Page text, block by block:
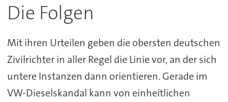
Die Folgen
Mit ihren Urteilen geben die obersten deutschen
Zivilrichter in aller Regel die Linie vor, an der sich
untere Instanzen dann orientieren. Gerade im
VW-Dieselskandal kann von einheitlichen